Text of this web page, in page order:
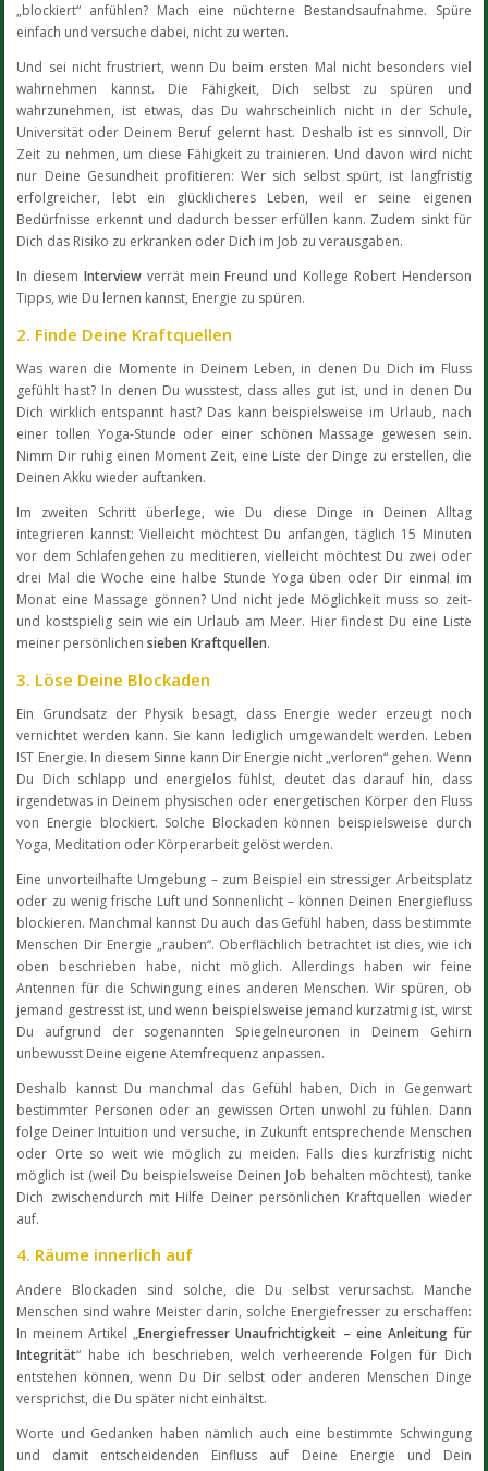
„blockiert“ anfühlen? Mach eine nüchterne Bestandsaufnahme. Spüre
einfach und versuche dabei, nicht zu werten.
Und sei nicht frustriert, wenn Du beim ersten Mal nicht besonders viel
wahrnehmen kannst. Die Fähigkeit, Dich selbst zu spüren und
wahrzunehmen, ist etwas, das Du wahrscheinlich nicht in der Schule,
Universität oder Deinem Beruf gelernt hast. Deshalb ist es sinnvoll, Dir
Zeit zu nehmen, um diese Fähigkeit zu trainieren. Und davon wird nicht
nur Deine Gesundheit profitieren: Wer sich selbst spürt, ist langfristig
erfolgreicher, lebt ein glücklicheres Leben, weil er seine eigenen
Bedürfnisse erkennt und dadurch besser erfüllen kann. Zudem sinkt für
Dich das Risiko zu erkranken oder Dich im Job zu verausgaben.
In diesemInterview verrät mein Freund und Kollege Robert Henderson
Tipps, wie Du lernen kannst, Energie zu spüren.
2. Finde Deine Kraftquellen
Was waren die Momente in Deinem Leben, in denen Du Dich im Fluss
gefühlt hast? In denen Du wusstest, dass alles gut ist, und in denen Du
Dich wirklich entspannt hast? Das kann beispielsweise im Urlaub, nach
einer tollen Yoga-Stunde oder einer schönen Massage gewesen sein.
Nimm Dir ruhig einen Moment Zeit, eine Liste der Dinge zu erstellen, die
Deinen Akku wieder auftanken.
Im zweiten Schritt überlege, wie Du diese Dinge in Deinen Alltag
integrieren kannst: Vielleicht möchtest Du anfangen, täglich 15 Minuten
vor dem Schlafengehen zu meditieren, vielleicht möchtest Du zwei oder
drei Mal die Woche eine halbe Stunde Yoga üben oder Dir einmal im
Monat eine Massage gönnen? Und nicht jede Möglichkeit muss so zeit-
und kostspielig sein wie ein Urlaub am Meer. Hier findest Du eine Liste
meiner persönlichensieben Kraftquellen.
3. Löse Deine Blockaden
Ein Grundsatz der Physik besagt, dass Energie weder erzeugt noch
vernichtet werden kann. Sie kann lediglich umgewandelt werden. Leben
IST Energie. In diesem Sinne kann Dir Energie nicht „verloren“ gehen. Wenn
Du Dich schlapp und energielos fühlst, deutet das darauf hin, dass
irgendetwas in Deinem physischen oder energetischen Körper den Fluss
von Energie blockiert. Solche Blockaden können beispielsweise durch
Yoga, Meditation oder Körperarbeit gelöst werden.
Eine unvorteilhafte Umgebung – zum Beispiel ein stressiger Arbeitsplatz
oder zu wenig frische Luft und Sonnenlicht – können Deinen Energiefluss
blockieren. Manchmal kannst Du auch das Gefühl haben, dass bestimmte
Menschen Dir Energie „rauben“. Oberflächlich betrachtet ist dies, wie ich
oben beschrieben habe, nicht möglich. Allerdings haben wir feine
Antennen für die Schwingung eines anderen Menschen. Wir spüren, ob
jemand gestresst ist, und wenn beispielsweise jemand kurzatmig ist, wirst
Du aufgrund der sogenannten Spiegelneuronen in Deinem Gehirn
unbewusst Deine eigene Atemfrequenz anpassen.
Deshalb kannst Du manchmal das Gefühl haben, Dich in Gegenwart
bestimmter Personen oder an gewissen Orten unwohl zu fühlen. Dann
folge Deiner Intuition und versuche, in Zukunft entsprechende Menschen
oder Orte so weit wie möglich zu meiden. Falls dies kurzfristig nicht
möglich ist (weil Du beispielsweise Deinen Job behalten möchtest), tanke
Dich zwischendurch mit Hilfe Deiner persönlichen Kraftquellen wieder
auf.
4. Räume innerlich auf
Andere Blockaden sind solche, die Du selbst verursachst. Manche
Menschen sind wahre Meister darin, solche Energiefresser zu erschaffen:
In meinem Artikel „Energiefresser Unaufrichtigkeit – eine Anleitung für
Integrität“ habe ich beschrieben, welch verheerende Folgen für Dich
entstehen können, wenn Du Dir selbst oder anderen Menschen Dinge
versprichst, die Du später nicht einhältst.
Worte und Gedanken haben nämlich auch eine bestimmte Schwingung
und damit entscheidenden Einfluss auf Deine Energie und Dein